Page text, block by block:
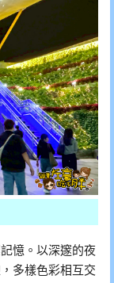
憶。以深邃的夜
多樣色彩相互交